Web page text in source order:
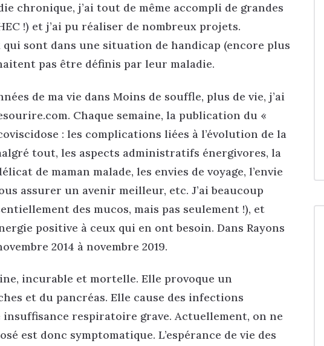
chronique, j’ai tout de même accompli de grandes
!) et j’ai pu réaliser de nombreux projets.
qui sont dans une situation de handicap (encore plus
pas être définis par leur maladie.
de ma vie dans Moins de souffle, plus de vie, j’ai
Chaque semaine, la publication du «
: les complications liées à l’évolution de la
tout, les aspects administratifs énergivores, la
de maman malade, les envies de voyage, l’envie
assurer un avenir meilleur, etc. J’ai beaucoup
des mucos, mais pas seulement !), et
positive à ceux qui en ont besoin. Dans Rayons
2014 à novembre 2019.
incurable et mortelle. Elle provoque un
et du pancréas. Elle cause des infections
respiratoire grave. Actuellement, on ne
est donc symptomatique. L’espérance de vie des